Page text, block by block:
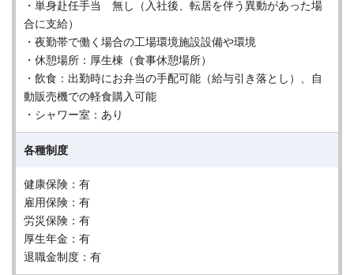
・単身赴任手当 無し（入社後、転居を伴う異動があった場
合に支給）
・夜勤帯で働く場合の工場環境施設設備や環境
・休憩場所：厚生棟（食事休憩場所）
・飲食：出勤時にお弁当の手配可能（給与引き落とし）、自
動販売機での軽食購入可能
・シャワー室：あり
各種制度
健康保険：有
雇用保険：有
労災保険：有
厚生年金：有
退職金制度：有